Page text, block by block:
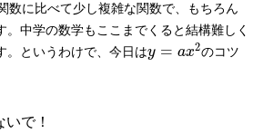
数に比べて少し複雑な関数で、もちろん
。中学の数学もここまでくると結構難しく
。というわけで、今日はy = ax2のコツ
で！